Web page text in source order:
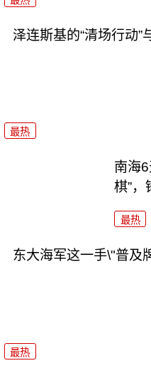
泽连斯基的“清场行动”
最热
南海
棋”，
最热
东大海军这一手\"普及
最热